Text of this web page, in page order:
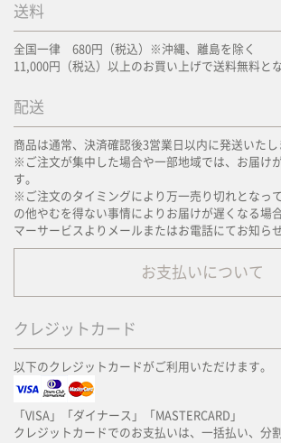
送料
全国一律 680円（税込）※沖縄、離島を除く
11,000円（税込）以上のお買い上げで送料無料と
配送
商品は通常、決済確認後3営業日以内に発送いたし
※ご注文が集中した場合や一部地域では、お届け
す。
※ご注文のタイミングにより万一売り切れとなっ
の他やむを得ない事情によりお届けが遅くなる場
マーサービスよりメールまたはお電話にてお知ら
お支払いについて
クレジットカード
以下のクレジットカードがご利用いただけます。
「VISA」「ダイナース」「MASTERCARD」
クレジットカードでのお支払いは、一括払い、分